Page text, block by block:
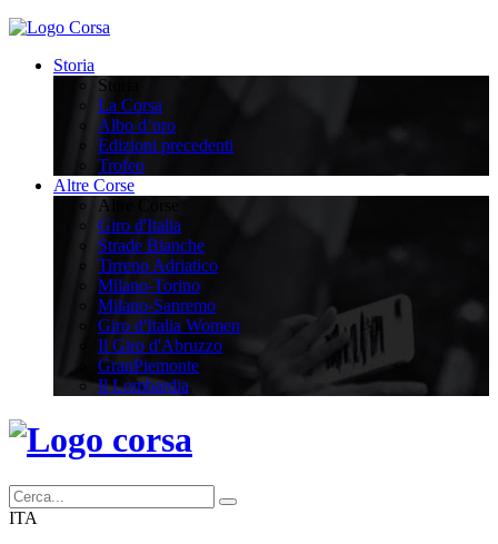
Storia
Storia
La Corsa
Albo d’oro
Edizioni precedenti
Trofeo
Altre Corse
Altre Corse
Giro d'Italia
Strade Bianche
Tirreno Adriatico
Milano-Torino
Milano-Sanremo
Giro d'Italia Women
Il Giro d'Abruzzo
GranPiemonte
Il Lombardia
ITA